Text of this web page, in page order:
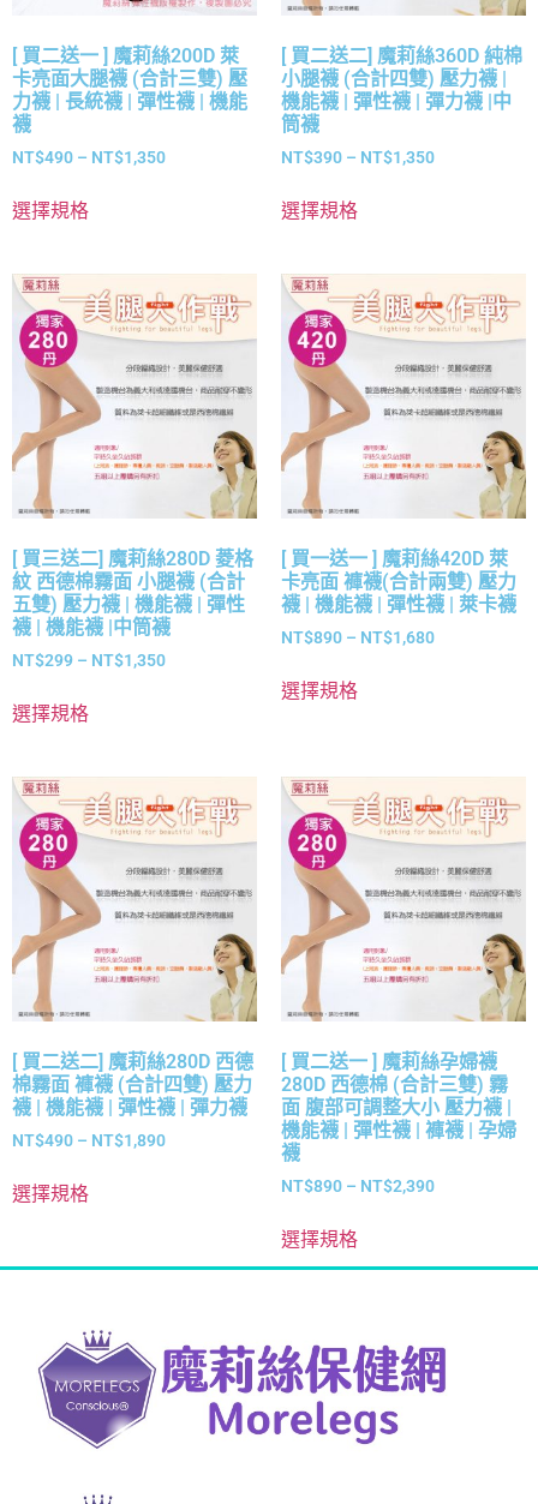
[ 買二送一 ] 魔莉絲200D 萊
卡亮面大腿襪 (合計三雙) 壓
力襪 | 長統襪 | 彈性襪 | 機能
襪
NT$490 – NT$1,350
選擇規格
[ 買二送二] 魔莉絲360D 純棉
小腿襪 (合計四雙) 壓力襪 |
機能襪 | 彈性襪 | 彈力襪 |中
筒襪
NT$390 – NT$1,350
選擇規格
[ 買三送二] 魔莉絲280D 菱格
紋 西德棉霧面 小腿襪 (合計
五雙) 壓力襪 | 機能襪 | 彈性
襪 | 機能襪 |中筒襪
NT$299 – NT$1,350
選擇規格
[ 買一送一 ] 魔莉絲420D 萊
卡亮面 褲襪(合計兩雙) 壓力
襪 | 機能襪 | 彈性襪 | 萊卡襪
NT$890 – NT$1,680
選擇規格
[ 買二送二] 魔莉絲280D 西德
棉霧面 褲襪 (合計四雙) 壓力
襪 | 機能襪 | 彈性襪 | 彈力襪
NT$490 – NT$1,890
選擇規格
[ 買二送一 ] 魔莉絲孕婦襪
280D 西德棉 (合計三雙) 霧
面 腹部可調整大小 壓力襪 |
機能襪 | 彈性襪 | 褲襪 | 孕婦
襪
NT$890 – NT$2,390
選擇規格